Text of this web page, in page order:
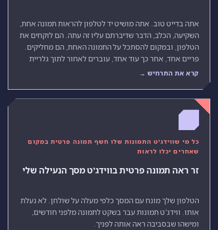
אתה בדייט טוב. אתה מושיט יד לטלפון להראות תמונה אחת,
השקיעה, הכלב, הדבר שדיברתם עליו זה עתה. הם לוקחים את
הטלפון, ובמקום להסתכל על התמונה האחת, הם מחליקים.
פריים אחד, אחר כך עוד אחד, עוברים לאחור לתוך גלריית
צילומים שמעולם לא אורגנה לקהל.
קרא את התרחיש →
כל מי שווידג'ט התמונות שלו חשף תמונה פרטית במקום
שאחרים יכלו לראות
זר ראה תמונה פרטית בווידג'ט מסך הנעילה שלי
הטלפון שלך מונח עם המסך כלפי מעלה על שולחן. לא נעלת
אותו. ווידג'ט תמונות עבר בשקט לתמונה מלפני חודשים,
ומישהו שבסביבה ראה אותה לפניך.